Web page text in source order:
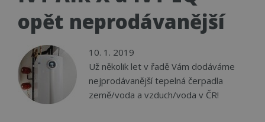
opět neprodávanější
10. 1. 2019
Už několik let v řadě Vám dodáváme
nejprodávanější tepelná čerpadla
země/voda a vzduch/voda v ČR!